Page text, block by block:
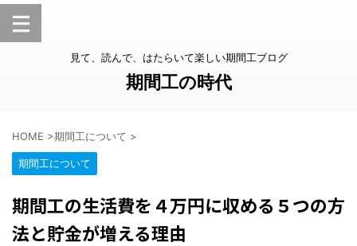
見て、読んで、はたらいて楽しい期間工ブログ
期間工の時代
HOME >期間工について >
期間工について
期間工の生活費を４万円に収める５つの方
法と貯金が増える理由